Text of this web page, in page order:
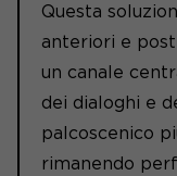
Questa
anteriori e
un canale
dei dialoghi e
palcoscenico
rimanendo